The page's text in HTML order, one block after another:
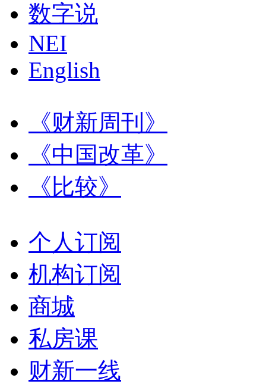
数字说
NEI
English
《财新周刊》
《中国改革》
《比较》
个人订阅
机构订阅
商城
私房课
财新一线